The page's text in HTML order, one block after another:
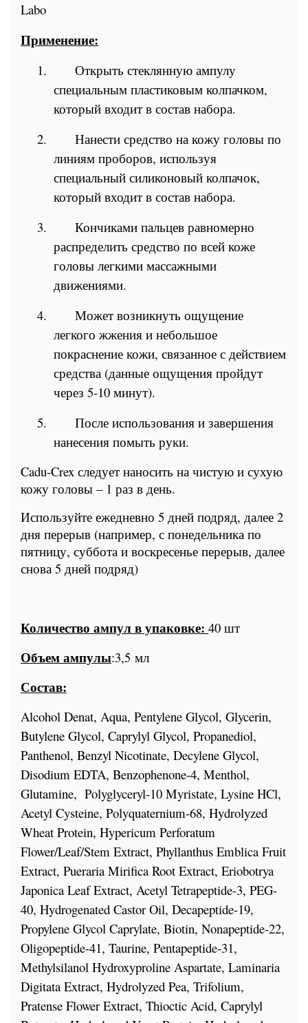
Labo
Применение:
1.
Открыть стеклянную ампулу
специальным пластиковым колпачком,
который входит в состав набора.
2.
Нанести средство на кожу головы по
линиям проборов, используя
специальный силиконовый колпачок,
который входит в состав набора.
3.
Кончиками пальцев равномерно
распределить средство по всей коже
головы легкими массажными
движениями.
4.
Может возникнуть ощущение
легкого жжения и небольшое
покраснение кожи, связанное с действием
средства (данные ощущения пройдут
через 5-10 минут).
5.
После использования и завершения
нанесения помыть руки.
Cadu-Crex следует наносить на чистую и сухую
кожу головы – 1 раз в день.
Используйте ежедневно 5 дней подряд, далее 2
дня перерыв (например, с понедельника по
пятницу, суббота и воскресенье перерыв, далее
снова 5 дней подряд)
Количество ампул в упаковке: 40 шт
Объем ампулы:3,5 мл
Состав:
Alcohol Denat, Aqua, Pentylene Glycol, Glycerin,
Butylene Glycol, Caprylyl Glycol, Propanediol,
Panthenol, Benzyl Nicotinate, Decylene Glycol,
Disodium EDTA, Benzophenone-4, Menthol,
Glutamine, Polyglyceryl-10 Myristate, Lysine HCl,
Acetyl Cysteine, Polyquaternium-68, Hydrolyzed
Wheat Protein, Hypericum Perforatum
Flower/Leaf/Stem Extract, Phyllanthus Emblica Fruit
Extract, Pueraria Mirifica Root Extract, Eriobotrya
Japonica Leaf Extract, Acetyl Tetrapeptide-3, PEG-
40, Hydrogenated Castor Oil, Decapeptide-19,
Propylene Glycol Caprylate, Biotin, Nonapeptide-22,
Oligopeptide-41, Taurine, Pentapeptide-31,
Methylsilanol Hydroxyproline Aspartate, Laminaria
Digitata Extract, Hydrolyzed Pea, Trifolium,
Pratense Flower Extract, Thioctic Acid, Caprylyl